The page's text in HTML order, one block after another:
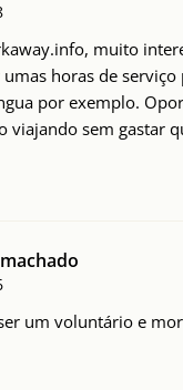
muito
horas de
por exemplo.
sem gastar
um voluntário e